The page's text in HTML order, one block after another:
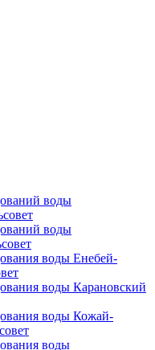
воды
воды
воды Енебей-
воды Карановский
воды Кожай-
воды